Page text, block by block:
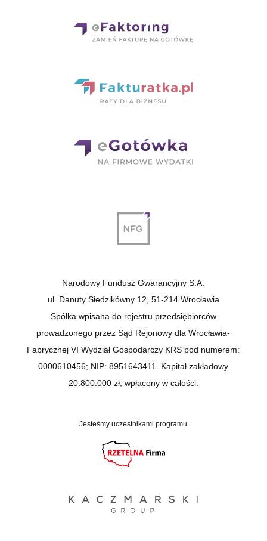
Narodowy Fundusz Gwarancyjny S.A.
ul. Danuty Siedzikówny 12, 51-214 Wrocławia
Spółka wpisana do rejestru przedsiębiorców
prowadzonego przez Sąd Rejonowy dla Wrocławia-
Fabrycznej VI Wydział Gospodarczy KRS pod numerem:
0000610456; NIP: 8951643411. Kapitał zakładowy
20.800.000 zł, wpłacony w całości.
Jesteśmy uczestnikami programu